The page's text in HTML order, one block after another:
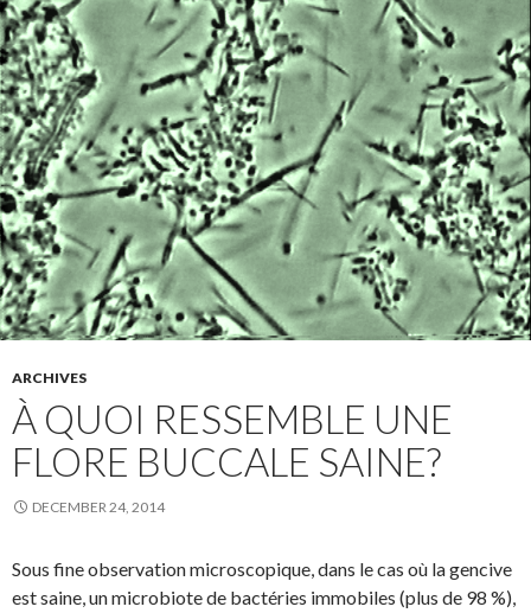
ARCHIVES
À QUOI RESSEMBLE UNE
FLORE BUCCALE SAINE?
DECEMBER 24, 2014
Sous fine observation microscopique, dans le cas où la gencive
est saine, un microbiote de bactéries immobiles (plus de 98 %),